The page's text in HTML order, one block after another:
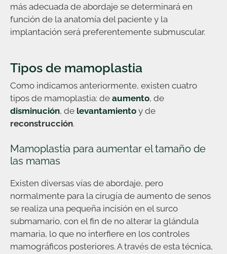
más adecuada de abordaje se determinará en
función de la anatomía del paciente y la
implantación será preferentemente submuscular.
Tipos de mamoplastia
Como indicamos anteriormente, existen cuatro
tipos de mamoplastia: de aumento, de
disminución, de levantamiento y de
reconstrucción.
Mamoplastia para aumentar el tamaño de
las mamas
Existen diversas vías de abordaje, pero
normalmente para la cirugía de aumento de senos
se realiza una pequeña incisión en el surco
submamario, con el fin de no alterar la glándula
mamaria, lo que no interfiere en los controles
mamográficos posteriores. A través de esta técnica,